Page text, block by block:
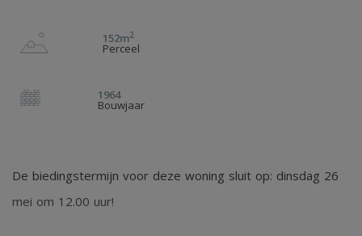
152m2
Perceel
1964
Bouwjaar
De biedingstermijn voor deze woning sluit op: dinsdag 26
mei om 12.00 uur!